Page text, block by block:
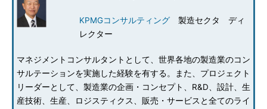
KPMGコンサルティング 製造セクタ ディ
レクター
マネジメントコンサルタントとして、世界各地の製造業のコン
サルテーションを実施した経験を有する。また、プロジェクト
リーダーとして、製造業の企画・コンセプト、R&D、設計、生
産技術、生産、ロジスティクス、販売・サービスと全てのライ